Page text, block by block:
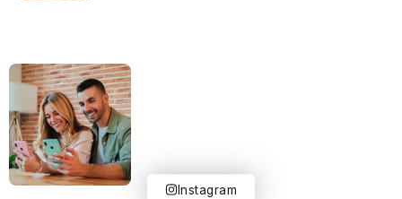
Instagram